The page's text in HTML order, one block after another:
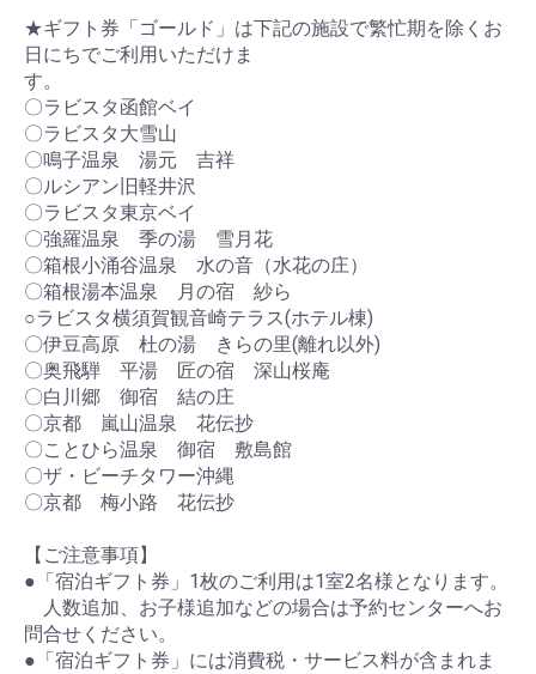
★ギフト券「ゴールド」は下記の施設で繁忙期を除くお
日にちでご利用いただけま
す。
〇ラビスタ函館ベイ
〇ラビスタ大雪山
〇鳴子温泉 湯元 吉祥
〇ルシアン旧軽井沢
〇ラビスタ東京ベイ
〇強羅温泉 季の湯 雪月花
〇箱根小涌谷温泉 水の音（水花の庄）
〇箱根湯本温泉 月の宿 紗ら
○ラビスタ横須賀観音崎テラス(ホテル棟)
〇伊豆高原 杜の湯 きらの里(離れ以外)
〇奥飛騨 平湯 匠の宿 深山桜庵
〇白川郷 御宿 結の庄
〇京都 嵐山温泉 花伝抄
〇ことひら温泉 御宿 敷島館
〇ザ・ビーチタワー沖縄
〇京都 梅小路 花伝抄
【ご注意事項】
●「宿泊ギフト券」1枚のご利用は1室2名様となります。
人数追加、お子様追加などの場合は予約センターへお
問合せください。
●「宿泊ギフト券」には消費税・サービス料が含まれま